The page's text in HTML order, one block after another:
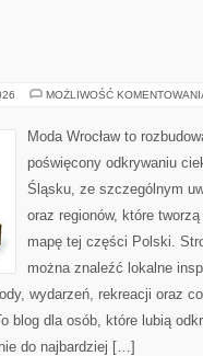
MOŻLIWOŚĆ
Moda Wrocław to
poświęcony odkrywaniu
Śląsku, ze szczególnym
oraz regionów, które
mapę tej części Polski.
można znaleźć lokalne
wydarzeń, rekreacji oraz
blog dla osób, które lubią
do najbardziej […]